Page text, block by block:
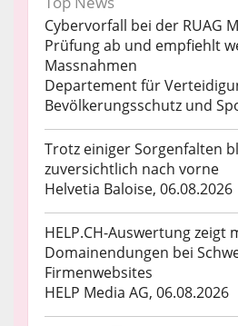
Cybervorfall bei der RUAG
Prüfung ab und empfiehlt
Massnahmen
Departement für
Bevölkerungsschutz und
Trotz einiger Sorgenfalten
zuversichtlich nach vorne
Helvetia Baloise, 06.08.2026
HELP.CH-Auswertung zeigt
Domainendungen bei
Firmenwebsites
HELP Media AG, 06.08.2026